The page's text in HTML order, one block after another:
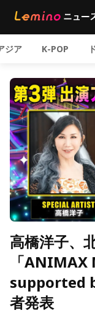
ジア K-POP
高橋洋子、
「ANIMAX
supported
者発表